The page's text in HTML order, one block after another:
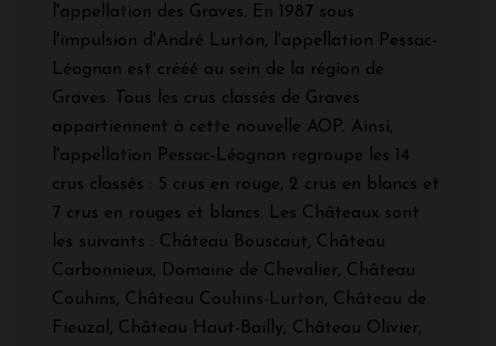
l'appellation des Graves. En 1987 sous
l'impulsion d'André Lurton, l'appellation Pessac-
Léognan est crééé au sein de la région de
Graves. Tous les crus classés de Graves
appartiennent à cette nouvelle AOP. Ainsi,
l'appellation Pessac-Léognan regroupe les 14
crus classés : 5 crus en rouge, 2 crus en blancs et
7 crus en rouges et blancs. Les Châteaux sont
les suivants : Château Bouscaut, Château
Carbonnieux, Domaine de Chevalier, Château
Couhins, Château Couhins-Lurton, Château de
Fieuzal, Château Haut-Bailly, Château Olivier,